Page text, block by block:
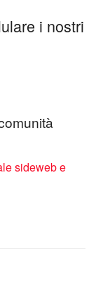
i nostri